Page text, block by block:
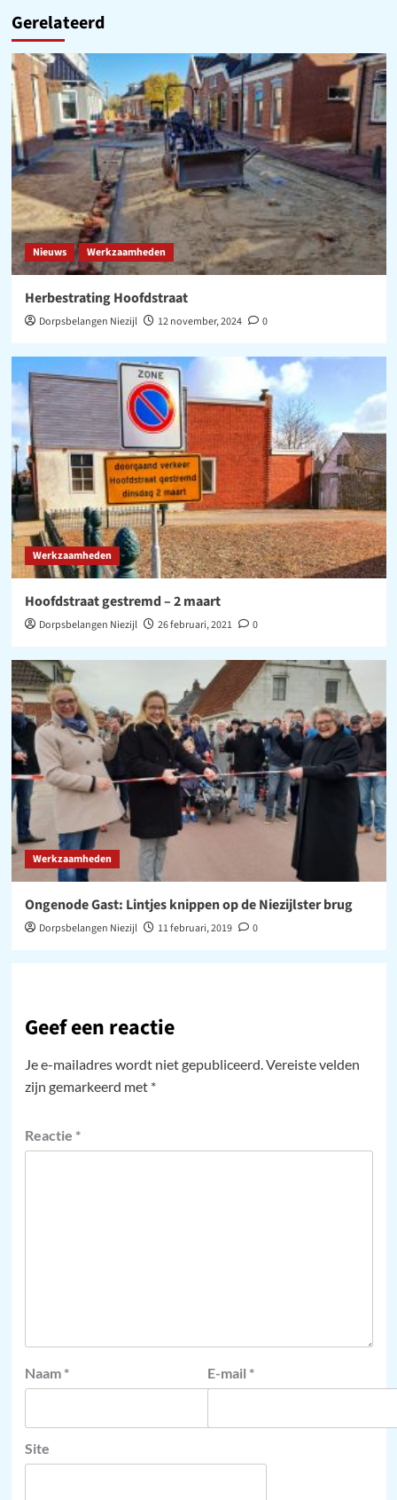
Gerelateerd
Nieuws Werkzaamheden
Herbestrating Hoofdstraat
Dorpsbelangen Niezijl 12 november, 2024 0
Werkzaamheden
Hoofdstraat gestremd – 2 maart
Dorpsbelangen Niezijl 26 februari, 2021 0
Werkzaamheden
Ongenode Gast: Lintjes knippen op de Niezijlster brug
Dorpsbelangen Niezijl 11 februari, 2019 0
Geef een reactie
Je e-mailadres wordt niet gepubliceerd. Vereiste velden
zijn gemarkeerd met *
Reactie *
Naam * E-mail *
Site